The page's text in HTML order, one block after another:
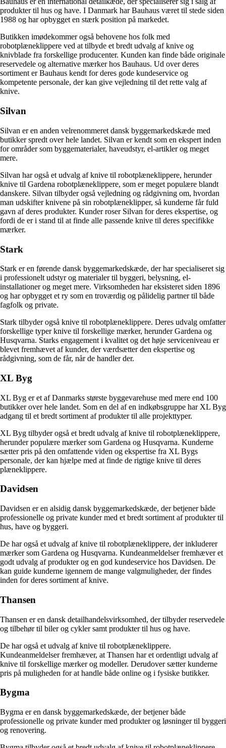
produkter til hus og have. I Danmark har Bauhaus været til stede siden
1988 og har opbygget en stærk position på markedet.
Butikken imødekommer også behovene hos folk med
robotplæneklippere ved at tilbyde et bredt udvalg af knive og
knivblade fra forskellige producenter. Kunden kan finde både originale
reservedele og alternative mærker hos Bauhaus. Ud over deres
sortiment er Bauhaus kendt for deres gode kundeservice og
kompetente personale, der kan give vejledning til det rette valg af
knive.
Silvan
Silvan er en anden velrenommeret dansk byggemarkedskæde med
butikker spredt over hele landet. Silvan er kendt som en ekspert inden
for områder som byggematerialer, haveudstyr, el-artikler og meget
mere.
Silvan har også et udvalg af knive til robotplæneklippere, herunder
knive til Gardena robotplæneklippere, som er meget populære blandt
danskere. Silvan tilbyder også vejledning og rådgivning om, hvordan
man udskifter knivene på sin robotplæneklipper, så kunderne får fuld
gavn af deres produkter. Kunder roser Silvan for deres ekspertise, og
fordi de er i stand til at finde alle passende knive til deres specifikke
mærker.
Stark
Stark er en førende dansk byggemarkedskæde, der har specialiseret sig
i professionelt udstyr og materialer til byggeri, belysning, el-
installationer og meget mere. Virksomheden har eksisteret siden 1896
og har opbygget et ry som en troværdig og pålidelig partner til både
fagfolk og private.
Stark tilbyder også knive til robotplæneklippere. Deres udvalg omfatter
forskellige typer knive til forskellige mærker, herunder Gardena og
Husqvarna. Starks engagement i kvalitet og det høje serviceniveau er
blevet fremhævet af kunder, der værdsætter den ekspertise og
rådgivning, som de får, når de handler der.
XL Byg
XL Byg er et af Danmarks største byggevarehuse med mere end 100
butikker over hele landet. Som en del af en indkøbsgruppe har XL Byg
adgang til et bredt sortiment af produkter til alle projekttyper.
XL Byg tilbyder også et bredt udvalg af knive til robotplæneklippere,
herunder populære mærker som Gardena og Husqvarna. Kunderne
sætter pris på den omfattende viden og ekspertise fra XL Bygs
personale, der kan hjælpe med at finde de rigtige knive til deres
plæneklippere.
Davidsen
Davidsen er en alsidig dansk byggemarkedskæde, der betjener både
professionelle og private kunder med et bredt sortiment af produkter til
hus, have og byggeri.
De har også et udvalg af knive til robotplæneklippere, der inkluderer
mærker som Gardena og Husqvarna. Kundeanmeldelser fremhæver et
godt udvalg af produkter og en god kundeservice hos Davidsen. De
kan guide kunderne igennem de mange valgmuligheder, der findes
inden for deres sortiment af knive.
Thansen
Thansen er en dansk detailhandelsvirksomhed, der tilbyder reservedele
og tilbehør til biler og cykler samt produkter til hus og have.
De har også et udvalg af knive til robotplæneklippere.
Kundeanmeldelser fremhæver, at Thansen har et ordentligt udvalg af
knive til forskellige mærker og modeller. Derudover sætter kunderne
pris på muligheden for at handle både online og i fysiske butikker.
Bygma
Bygma er en dansk byggemarkedskæde, der betjener både
professionelle og private kunder med produkter og løsninger til byggeri
og renovering.